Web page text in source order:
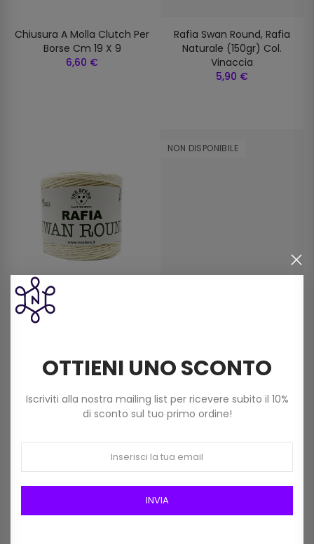
Chiusura A Molla Clutch Per
Borse Cm 19 X 9
6,60 €
Rafia Swan Round, Rafia
Naturale (150gr) Col.
Vinaccia
5,90 €
Rafia Swan Round, Rafia
NON DISPONIBILE
OTTIENI UNO SCONTO
Iscriviti alla nostra mailing list per ricevere subito il 10%
di sconto sul tuo primo ordine!
INVIA